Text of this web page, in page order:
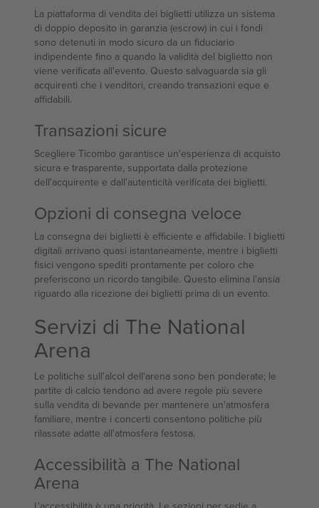
La piattaforma di vendita dei biglietti utilizza un sistema
di doppio deposito in garanzia (escrow) in cui i fondi
sono detenuti in modo sicuro da un fiduciario
indipendente fino a quando la validità del biglietto non
viene verificata all'evento. Questo salvaguarda sia gli
acquirenti che i venditori, creando transazioni eque e
affidabili.
Transazioni sicure
Scegliere Ticombo garantisce un'esperienza di acquisto
sicura e trasparente, supportata dalla protezione
dell'acquirente e dall'autenticità verificata dei biglietti.
Opzioni di consegna veloce
La consegna dei biglietti è efficiente e affidabile. I biglietti
digitali arrivano quasi istantaneamente, mentre i biglietti
fisici vengono spediti prontamente per coloro che
preferiscono un ricordo tangibile. Questo elimina l'ansia
riguardo alla ricezione dei biglietti prima di un evento.
Servizi di The National
Arena
Le politiche sull'alcol dell'arena sono ben ponderate; le
partite di calcio tendono ad avere regole più severe
sulla vendita di bevande per mantenere un'atmosfera
familiare, mentre i concerti consentono politiche più
rilassate adatte all'atmosfera festosa.
Accessibilità a The National
Arena